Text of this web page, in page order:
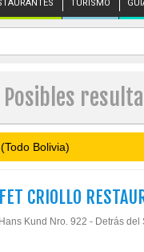
TURISMO
Posibles
(Todo Bolivia)
CRIOLLO
Kund Nro. 922 - Detrás